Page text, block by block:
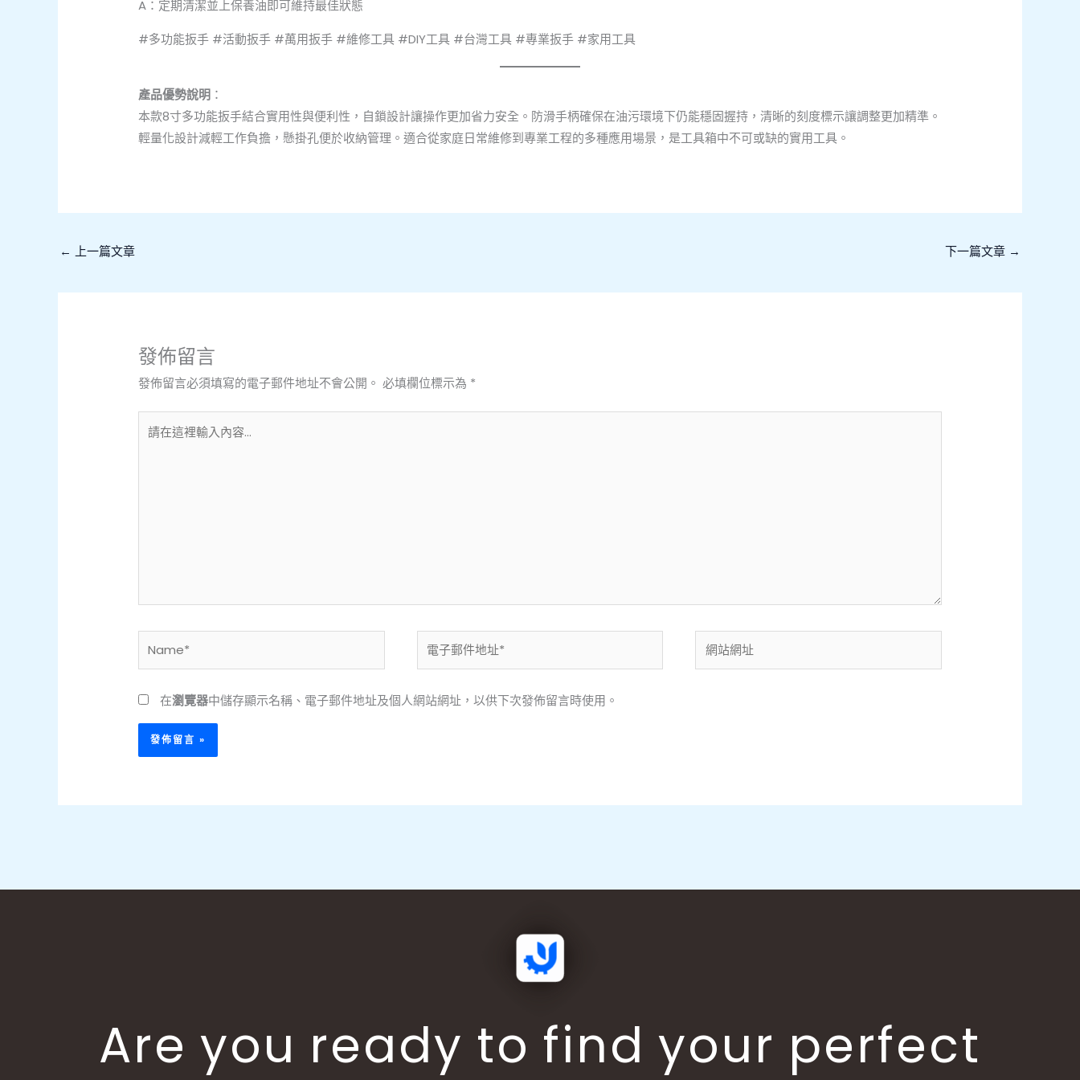
A：定期清潔並上保養油即可維持最佳狀態
#多功能扳手 #活動扳手 #萬用扳手 #維修工具 #DIY工具 #台灣工具 #專業扳手 #家用工具
產品優勢說明 ：
本款8寸多功能扳手結合實用性與便利性，自鎖設計讓操作更加省力安全。防滑手柄確保在油污環境下仍能穩固握持，清晰的刻度標示讓調整更加精準。
輕量化設計減輕工作負擔，懸掛孔便於收納管理。適合從家庭日常維修到專業工程的多種應用場景，是工具箱中不可或缺的實用工具。
← 上一篇文章 下一篇文章 →
發佈留言
發佈留言必須填寫的電子郵件地址不會公開。 必填欄位標示為 *
請
在
件
在瀏覽器中儲存顯示名稱、電子郵件地址及個人網站網址，以供下次發佈留言時使用。
Are you ready to find your perfect